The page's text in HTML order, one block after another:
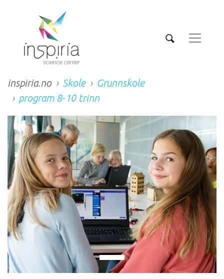
inspiria.no Skole
Grunnskole
program 8-10 trinn